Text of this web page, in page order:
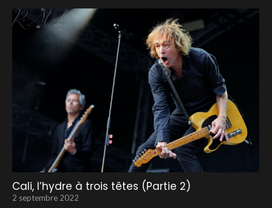
Cali, l’hydre à trois têtes (Partie 2)
2 septembre 2022